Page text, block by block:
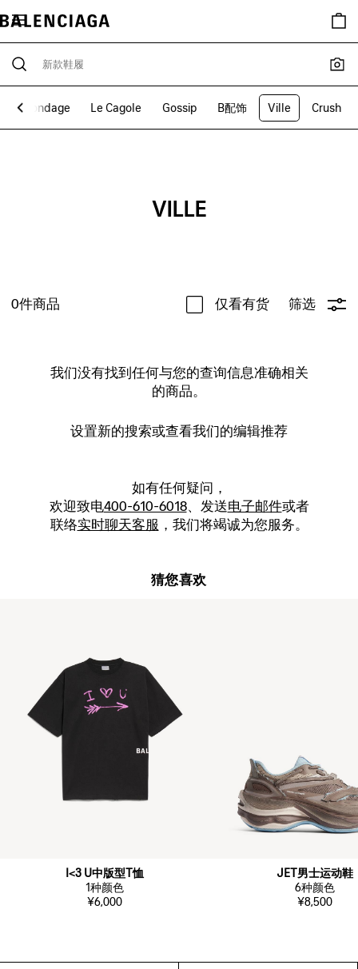
Bondage Le Cagole Gossip B配饰 Ville Crush
VILLE
0件商品 仅看有货 筛选
我们没有找到任何与您的查询信息准确相关
的商品。
设置新的搜索或查看我们的编辑推荐
如有任何疑问，
欢迎致电400-610-6018、发送电子邮件或者
联络实时聊天客服 ，我们将竭诚为您服务。
猜您喜欢
I<3 U中版型T恤
1种颜色
¥6,000
JET男士运动鞋
6种颜色
¥8,500